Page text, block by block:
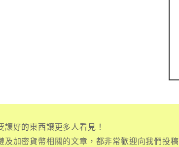
好的東西讓更多人看見！
及加密貨幣相關的文章，都非常歡迎向我們投稿